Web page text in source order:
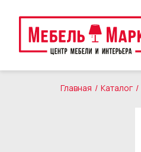
Главная Каталог